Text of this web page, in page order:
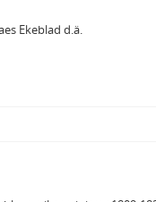
Ekeblad d.ä.